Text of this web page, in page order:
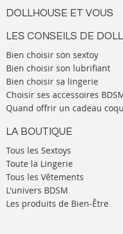
DOLLHOUSE ET VOUS
LES CONSEILS DE
Bien choisir son sextoy
Bien choisir son lubrifiant
Bien choisir sa lingerie
Choisir ses accessoires
Quand offrir un cadeau
LA BOUTIQUE
Tous les Sextoys
Toute la Lingerie
Tous les Vêtements
L'univers BDSM
Les produits de Bien-Être